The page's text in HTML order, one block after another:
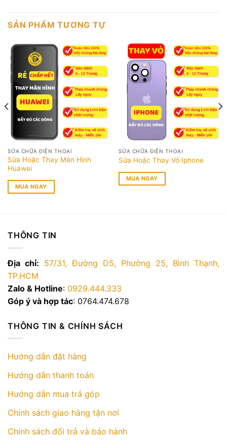
SẢN PHẨM TƯƠNG TỰ
SỬA CHỮA ĐIỆN THOẠI
Sửa Hoặc Thay Màn Hình
Huawei
MUA NGAY
SỬA CHỮA ĐIỆN THOẠI
Sửa Hoặc Thay Vỏ Iphone
MUA NGAY
THÔNG TIN
Địa chỉ: 57/31, Đường D5, Phường 25, Bình Thạnh,
TP.HCM
Zalo & Hotline: 0929.444.333
Góp ý và hợp tác: 0764.474.678
THÔNG TIN & CHÍNH SÁCH
Hướng dẫn đặt hàng
Hướng dẫn thanh toán
Hướng dẫn mua trả góp
Chính sách giao hàng tận nơi
Chính sách đổi trả và bảo hành